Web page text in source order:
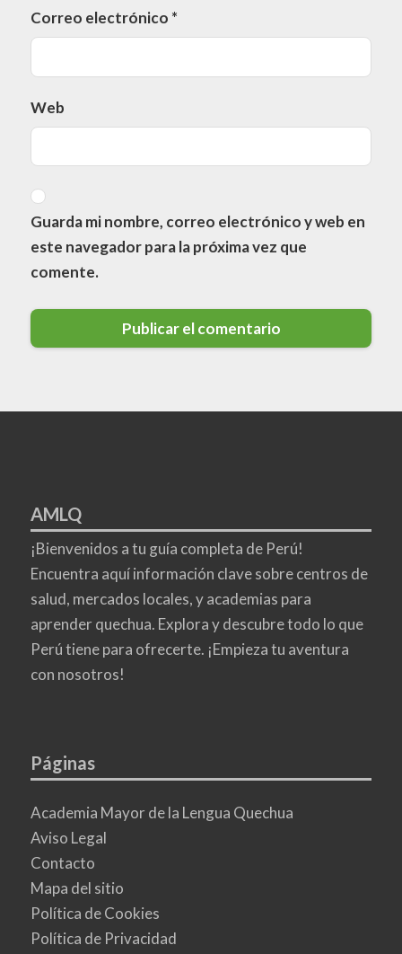
Correo electrónico *
Web
Guarda mi nombre, correo electrónico y web en
este navegador para la próxima vez que
comente.
AMLQ
¡Bienvenidos a tu guía completa de Perú!
Encuentra aquí información clave sobre centros de
salud, mercados locales, y academias para
aprender quechua. Explora y descubre todo lo que
Perú tiene para ofrecerte. ¡Empieza tu aventura
con nosotros!
Páginas
Academia Mayor de la Lengua Quechua
Aviso Legal
Contacto
Mapa del sitio
Política de Cookies
Política de Privacidad